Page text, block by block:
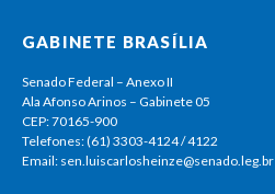
GABINETE BRASÍLIA
Senado Federal – Anexo II
Ala Afonso Arinos – Gabinete 05
CEP: 70165-900
Telefones: (61) 3303-4124 / 4122
Email: sen.luiscarlosheinze@senado.leg.br